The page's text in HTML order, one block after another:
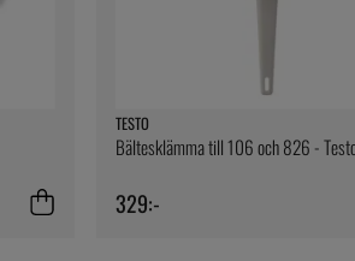
TESTO
Bältesklämma till 106 och 826 -
329:-